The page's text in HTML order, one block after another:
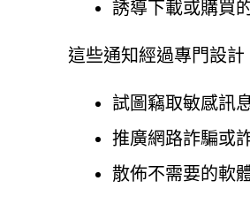
誘導下載或購買
這些通知經過專門設
試圖竊取敏感訊
推廣網路詐騙或
散佈不需要的軟